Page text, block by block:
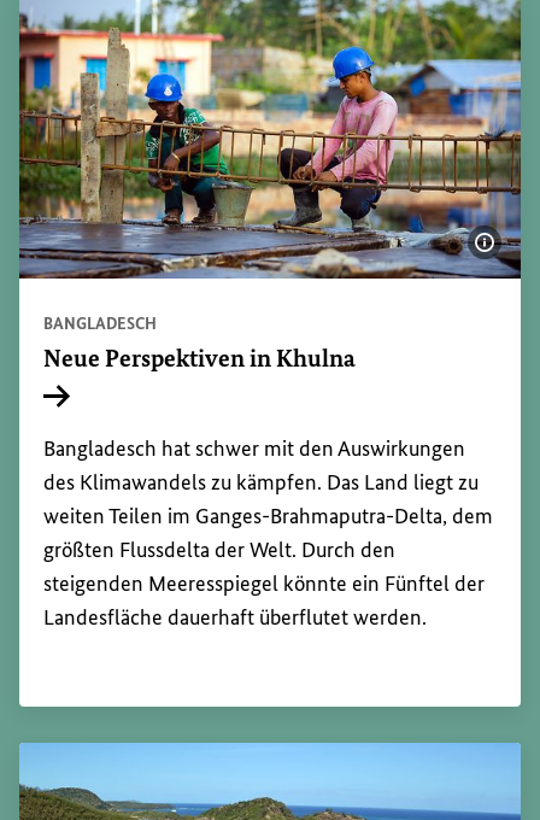
BANGLADESCH
Neue Perspektiven in Khulna
Bangladesch hat schwer mit den Auswirkungen
des Klimawandels zu kämpfen. Das Land liegt zu
weiten Teilen im Ganges-Brahmaputra-Delta, dem
größten Flussdelta der Welt. Durch den
steigenden Meeresspiegel könnte ein Fünftel der
Landesfläche dauerhaft überflutet werden.